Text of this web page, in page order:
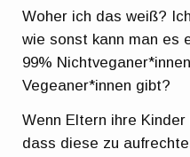
Woher ich das weiß?
wie sonst kann man es
99%
Vegeaner*innen gibt?
Wenn Eltern ihre
dass diese zu